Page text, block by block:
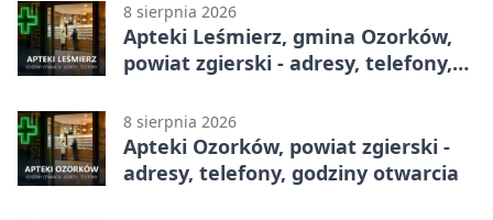
8 sierpnia 2026
Apteki Leśmierz, gmina Ozorków,
powiat zgierski - adresy, telefony,
8 sierpnia 2026
Apteki Ozorków, powiat zgierski -
adresy, telefony, godziny otwarcia